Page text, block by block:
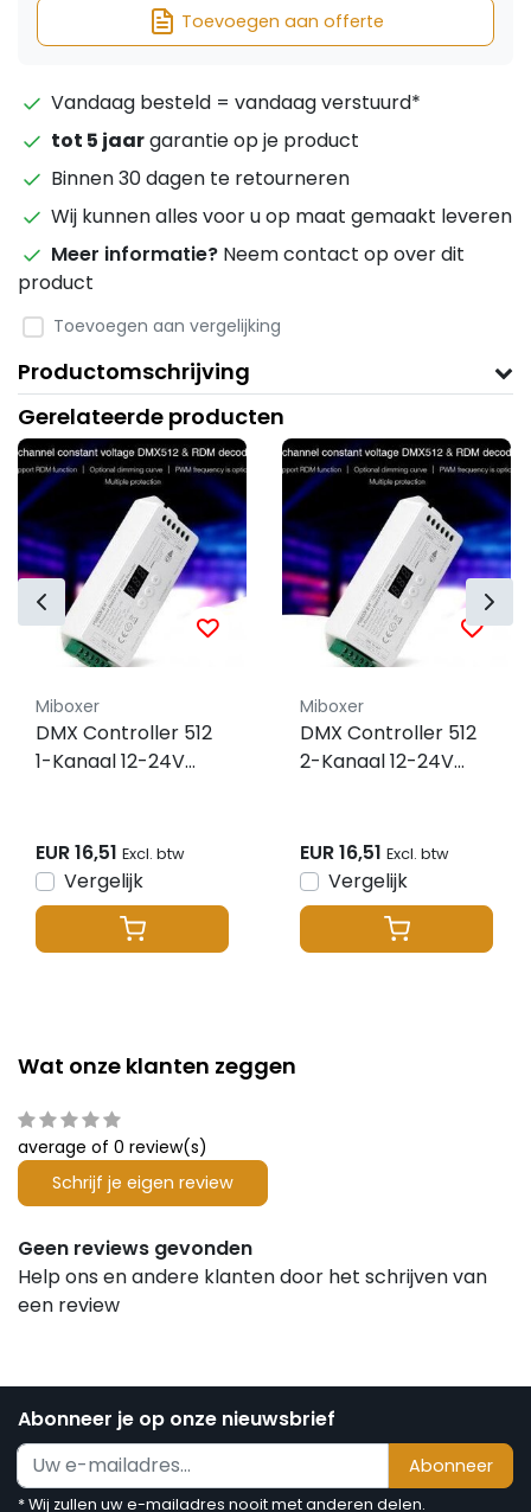
Toevoegen aan offerte
Vandaag besteld = vandaag verstuurd*
tot 5 jaargarantie op je product
Binnen 30 dagen te retourneren
Wij kunnen alles voor u op maat gemaakt leveren
Meer informatie? Neem contact op over dit
product
Toevoegen aan vergelijking
Productomschrijving
Gerelateerde producten
Miboxer
DMX Controller 512
1-Kanaal 12-24V
EUR 16,51 Excl. btw
Vergelijk
Miboxer
DMX Controller 512
2-Kanaal 12-24V
EUR 16,51 Excl. btw
Vergelijk
Wat onze klanten zeggen
average of 0 review(s)
Schrijf je eigen review
Geen reviews gevonden
Help ons en andere klanten door het schrijven van
een review
Abonneer je op onze nieuwsbrief
Abonneer
* Wij zullen uw e-mailadres nooit met anderen delen.